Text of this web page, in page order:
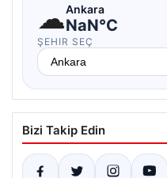
☁Ankara
NaN°C
ŞEHIR SEÇ
Bizi Takip Edin